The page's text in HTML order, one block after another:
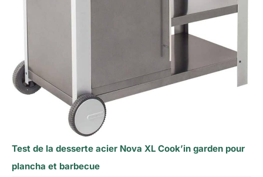
Test de la desserte acier Nova XL Cook’in garden pour
plancha et barbecue